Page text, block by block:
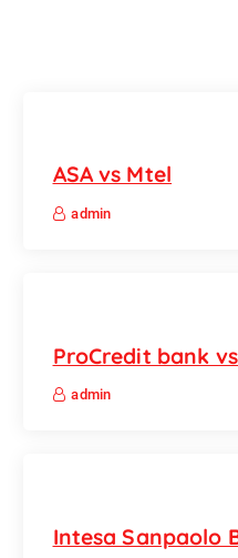
ASA vs Mtel
admin
ProCredit bank
admin
Intesa Sanpaolo